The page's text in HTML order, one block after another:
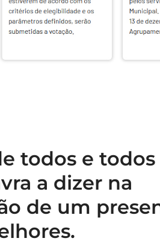
todos e
a dizer na
de um